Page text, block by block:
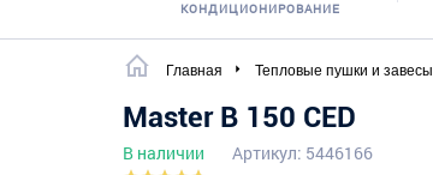
КОНДИЦИОНИРОВАНИЕ
Главная Тепловые пушки и завесы
Master B 150 CED
В наличии Артикул: 5446166